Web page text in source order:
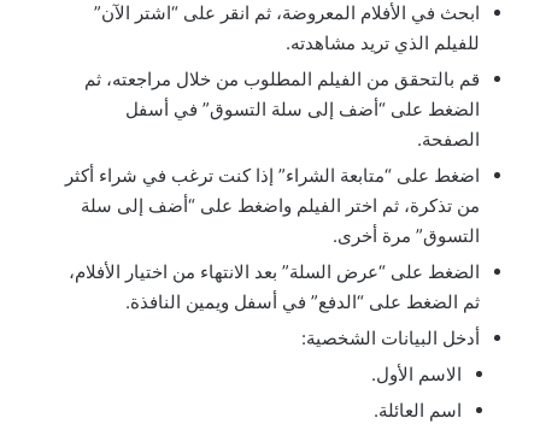
ابحث في الأفلام المعروضة، ثم انقر على “اشتر الآن”
للفيلم الذي تريد مشاهدته.
قم بالتحقق من الفيلم المطلوب من خلال مراجعته، ثم
الضغط على “أضف إلى سلة التسوق” في أسفل
الصفحة.
اضغط على “متابعة الشراء” إذا كنت ترغب في شراء أكثر
من تذكرة، ثم اختر الفيلم واضغط على “أضف إلى سلة
التسوق” مرة أخرى.
الضغط على “عرض السلة” بعد الانتهاء من اختيار الأفلام،
ثم الضغط على “الدفع” في أسفل ويمين النافذة.
أدخل البيانات الشخصية:
الاسم الأول.
اسم العائلة.